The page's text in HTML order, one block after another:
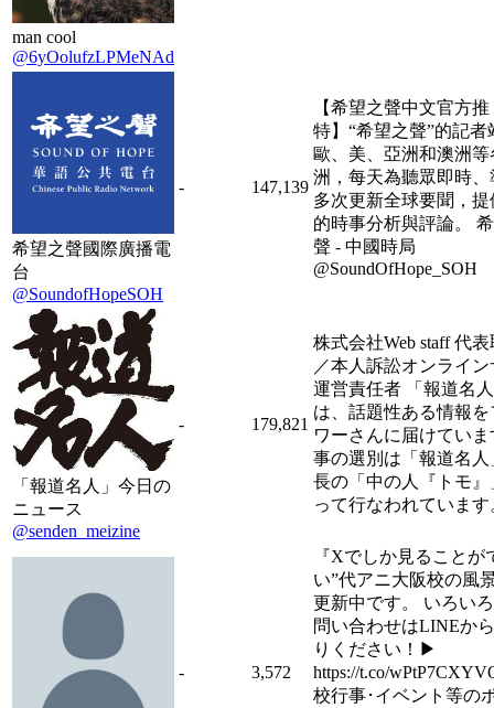
man cool
@6yOolufzLPMeNAd
希望之聲國際廣播電
台
@SoundofHopeSOH
- 147,139
【希望之聲中文官方推
特】“希望之聲”的記者
歐、美、亞洲和澳洲等
洲，每天為聽眾即時、
多次更新全球要聞，提
的時事分析與評論。
聲 - 中國時局
@SoundOfHope_SOH
「報道名人」今日の
ニュース
@senden_meizine
- 179,821
株式会社Web staff 代
／本人訴訟オンライ
運営責任者 「報道名
は、話題性ある情報を
ワーさんに届けてい
事の選別は「報道名人
長の「中の人『トモ』
って行なわれています
- 3,572
『Xでしか見ることが
い”代アニ大阪校の風
更新中です。 いろい
問い合わせはLINEか
りください！▶
https://t.co/
校行事･イベント等の